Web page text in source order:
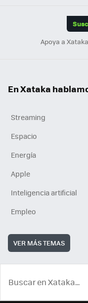
Apoya a
En Xataka
Streaming
Espacio
Energía
Apple
Inteligencia artificial
Empleo
VER MÁS TEMAS